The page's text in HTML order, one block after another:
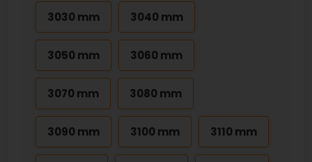
3030 mm 3040 mm
3050 mm 3060 mm
3070 mm 3080 mm
3090 mm 3100 mm 3110 mm